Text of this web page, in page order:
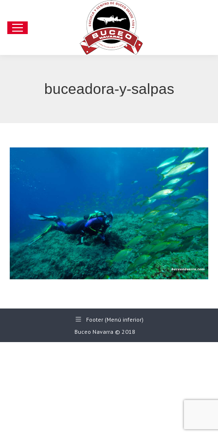
buceadora-y-salpas
Footer (Menú inferior)
Buceo Navarra © 2018